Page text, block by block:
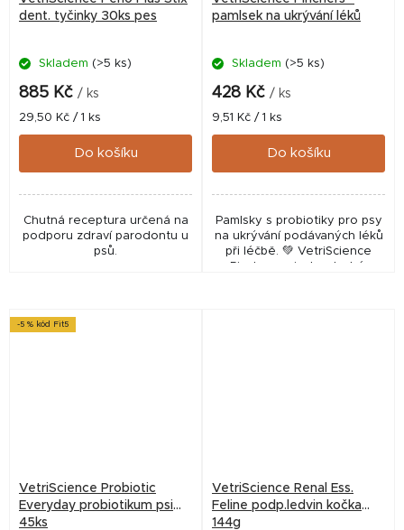
dent. tyčinky 30ks pes
Skladem (>5 ks)
885 Kč / ks
Měrná
cena:
29,50 Kč / 1 ks
Do košíku
Chutná receptura určená na
podporu zdraví parodontu u
psů.
pamlsek na ukrývání léků
Skladem (>5 ks)
428 Kč / ks
Měrná
cena:
9,51 Kč / 1 ks
Do košíku
Pamlsky s probiotiky pro psy
na ukrývání podávaných léků
při léčbě. 💚 VetriScience
-5 % kód Fit5
VetriScience Probiotic
Everyday probiotikum psi
45ks
VetriScience Renal Ess.
Feline podp.ledvin kočka
144g